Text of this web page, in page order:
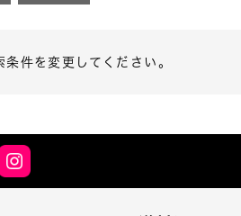
件を変更してください。